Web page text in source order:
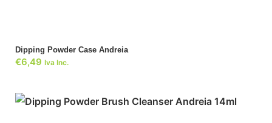
Dipping Powder Case Andreia
€6,49 Iva Inc.